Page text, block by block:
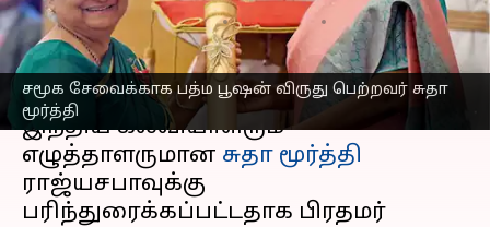
சமூக சேவைக்காக பத்ம பூஷன் விருது பெற்றவர் சுதா
மூர்த்தி
எழுதியவர் Venkatalakshmi V Mar 08, 2024 02:27 pm
செய்தி முன்னோட்டம்
இந்திய கல்வியாளரும்
எழுத்தாளருமான சுதா மூர்த்தி
ராஜ்யசபாவுக்கு
பரிந்துரைக்கப்பட்டதாக பிரதமர்